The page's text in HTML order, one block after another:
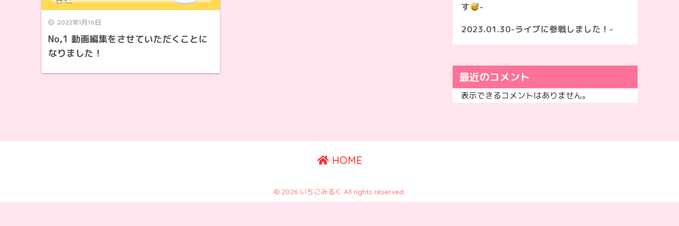
2022年1月16日
No,1 動画編集をさせていただくことに
なりました！
す
-
2023.01.30-ライブに参戦しました！-
最近のコメント
表示できるコメントはありません。
HOME
© 2026 いちごみるく All rights reserved.